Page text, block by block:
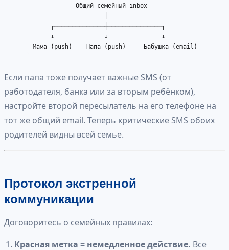
                    Общий семейный inbox
             ┌──────────────┼───────────────┐
             ↓              ↓               ↓
        Мама (push)    Папа (push)     Бабушка (email)
Если папа тоже получает важные SMS (от
работодателя, банка или за вторым ребёнком),
настройте второй пересылатель на его телефоне на
тот же общий email. Теперь критические SMS обоих
родителей видны всей семье.
Протокол экстренной
коммуникации
Договоритесь о семейных правилах:
Красная метка = немедленное действие. Все